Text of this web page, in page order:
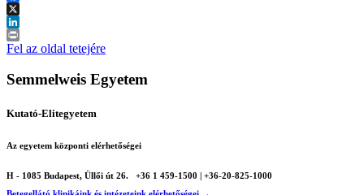
Facebook
X
LinkedIn
Print
Fel az oldal tetejére
Semmelweis Egyetem
Kutató-Elitegyetem
Az egyetem központi elérhetőségei
H - 1085 Budapest, Üllői út 26.
+36 1 459-1500 | +36-20-825-1000